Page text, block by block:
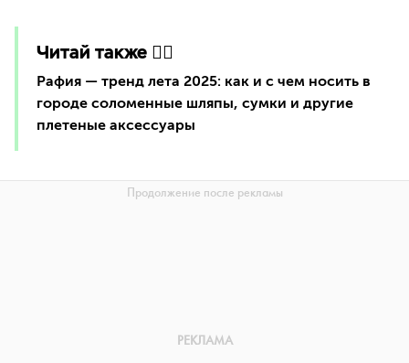
Читай также 👇🏻
Рафия — тренд лета 2025: как и с чем носить в
городе соломенные шляпы, сумки и другие
плетеные аксессуары